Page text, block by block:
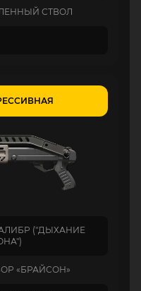
СТВОЛ
("ДЫХАНИЕ
«БРАЙСОН»